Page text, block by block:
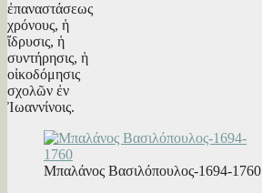
ἐπαναστάσεως
χρόνους, ἡ
ἴδρυσις, ἡ
συντήρησις, ἡ
οἰκοδόμησις
σχολῶν ἐν
Ἰωαννίνοις.
Μπαλάνος Βασιλόπουλος-1694-1760